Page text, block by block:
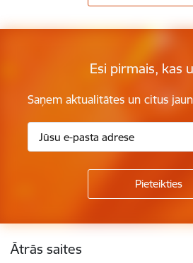
Esi pirmais, kas
Saņem aktualitātes un citus
Kājene
Ātrās saites